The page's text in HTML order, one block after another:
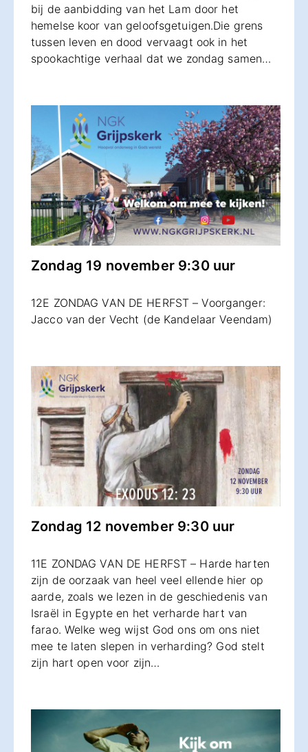
bij de aanbidding van het Lam door het
hemelse koor van geloofsgetuigen.Die grens
tussen leven en dood vervaagt ook in het
spookachtige verhaal dat we zondag samen…
Zondag 19 november 9:30 uur
12E ZONDAG VAN DE HERFST – Voorganger:
Jacco van der Vecht (de Kandelaar Veendam)
Zondag 12 november 9:30 uur
11E ZONDAG VAN DE HERFST – Harde harten
zijn de oorzaak van heel veel ellende hier op
aarde, zoals we lezen in de geschiedenis van
Israël in Egypte en het verharde hart van
farao. Welke weg wijst God ons om ons niet
mee te laten slepen in verharding? God stelt
zijn hart open voor zijn…